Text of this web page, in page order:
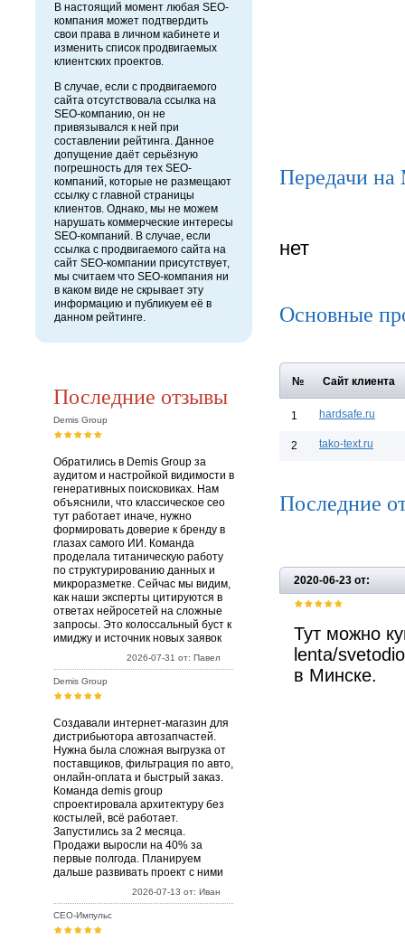
В настоящий момент любая SEO-
компания может подтвердить
свои права в личном кабинете и
изменить список продвигаемых
клиентских проектов.
В случае, если с продвигаемого
сайта отсутствовала ссылка на
SEO-компанию, он не
привязывался к ней при
составлении рейтинга. Данное
допущение даёт серьёзную
погрешность для тех SEO-
компаний, которые не размещают
ссылку с главной страницы
клиентов. Однако, мы не можем
нарушать коммерческие интересы
SEO-компаний. В случае, если
ссылка с продвигаемого сайта на
сайт SEO-компании присутствует,
мы считаем что SEO-компания ни
в каком виде не скрывает эту
информацию и публикуем её в
данном рейтинге.
Последние отзывы
Demis Group
Обратились в Demis Group за
аудитом и настройкой видимости в
генеративных поисковиках. Нам
объяснили, что классическое сео
тут работает иначе, нужно
формировать доверие к бренду в
глазах самого ИИ. Команда
проделала титаническую работу
по структурированию данных и
микроразметке. Сейчас мы видим,
как наши эксперты цитируются в
ответах нейросетей на сложные
запросы. Это колоссальный буст к
имиджу и источник новых заявок
2026-07-31 от: Павел
Demis Group
Создавали интернет-магазин для
дистрибьютора автозапчастей.
Нужна была сложная выгрузка от
поставщиков, фильтрация по авто,
онлайн-оплата и быстрый заказ.
Команда demis group
спроектировала архитектуру без
костылей, всё работает.
Запустились за 2 месяца.
Продажи выросли на 40% за
первые полгода. Планируем
дальше развивать проект с ними
2026-07-13 от: Иван
СЕО-Импульс
Передачи на
нет
Основные
№ Сайт клиента
1 hardsafe.ru
2 tako-text.ru
Последние
2020-06-23 от:
Тут можно
lenta/
в Минске.